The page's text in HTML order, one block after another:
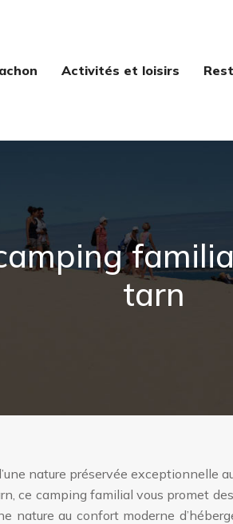
Activités et loisirs
tarn
nature préservée exceptionnelle
ce camping familial vous promet
nature au confort moderne